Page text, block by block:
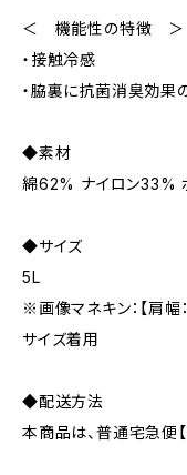
＜ 機能性の特徴 ＞
・接触冷感
・脇裏に抗菌消臭効果
◆素材
綿62% ナイロン33%
◆サイズ
5L
※画像マネキン：【肩
サイズ着用
◆配送方法
本商品は、普通宅急便